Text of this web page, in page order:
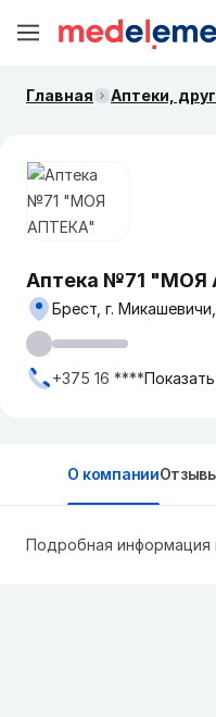
Главная Аптеки,
Аптека №71 "МОЯ
Брест, г.
+375 16 ****
О компании
Подробная информация